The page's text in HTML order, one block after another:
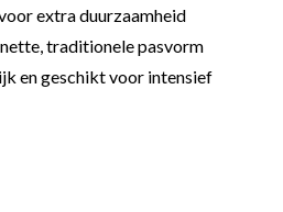
extra duurzaamheid
traditionele pasvorm
en geschikt voor intensief